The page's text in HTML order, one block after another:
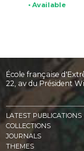
• Available
École française
22, av du Président
LATEST PUBLICATIONS
COLLECTIONS
JOURNALS
THEMES